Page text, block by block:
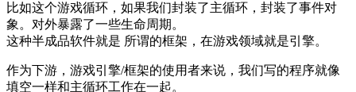
比如这个游戏循环，如果我们封装了主循环，封装了事件对
象。对外暴露了一些生命周期。
这种半成品软件就是 所谓的框架，在游戏领域就是引擎。
作为下游，游戏引擎/框架的使用者来说，我们写的程序就像
填空一样和主循环工作在一起。